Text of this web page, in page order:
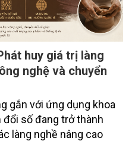
huy giá trị làng
nghệ và chuyển
gắn với ứng dụng khoa
số đang trở thành
làng nghề nâng cao